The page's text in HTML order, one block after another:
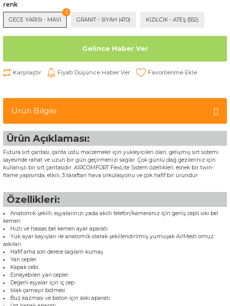
renk
GECE YARISI - MAVİ GRANIT - SIYAH (470) KIZILCIK - ATEŞ (552)
Gelince Haber Ver
Karşılaştır Fiyatı Düşünce Haber Ver
Ürün Bilgisi
Ürün Açıklaması:
Futura sırt çantası, çanta üstü malzemeler için yükleyicileri olan, gelişmiş sırt sistemi
sayesinde rahat ve uzun bir gün geçirmenizi sağlar. Çok günlü dağ gezileriniz için
kullanışlı bir sırt çantasıdır. AIRCOMFORT FlexLite Sistem özellikleri, esnek bir twin-
frame yapısında, etkili, 3 taraftan hava sirkülasyonu ve çok hafif bir üründür.
Özellikleri:
Anatomik şekilli, eşyalarınızı yada akıllı telefon/kameranız için geniş cepli sıkı bel
kemeri
Hızlı ve hassas bel kemeri ayar aparatı
Yük ayar kayışları ile anatomik olarak şekillendirilmiş yumuşak AirMesh omuz
askıları
Hafif ama son derece sağlam kumaş
Yan cepler
Kapak cebi
Esneyebilen yan cepler
Değerli eşyalar için iç cep
Islak çamaşır bölmesi
Buz kazması ve baton için askı aparatı